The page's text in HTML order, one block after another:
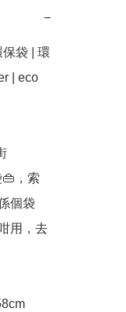
−
袋 | 環
| eco
，索
個袋
用，去